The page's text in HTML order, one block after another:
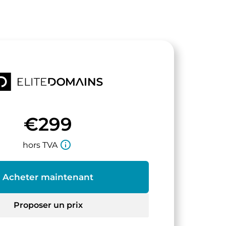
€299
hors TVA info_outline
Acheter maintenant
Proposer un prix